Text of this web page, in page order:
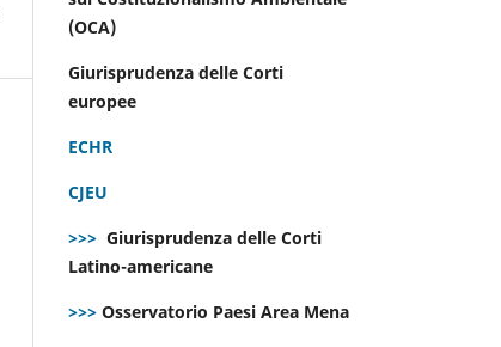
(OCA)
Giurisprudenza delle Corti
europee
ECHR
CJEU
>>> Giurisprudenza delle Corti
Latino-americane
>>> Osservatorio Paesi Area Mena